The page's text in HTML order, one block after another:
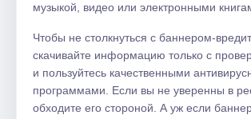
музыкой, видео или электронными
Чтобы не столкнуться с баннером-
скачивайте информацию только с
и пользуйтесь качественными
программами. Если вы не уверенны в
обходите его стороной. А уж если